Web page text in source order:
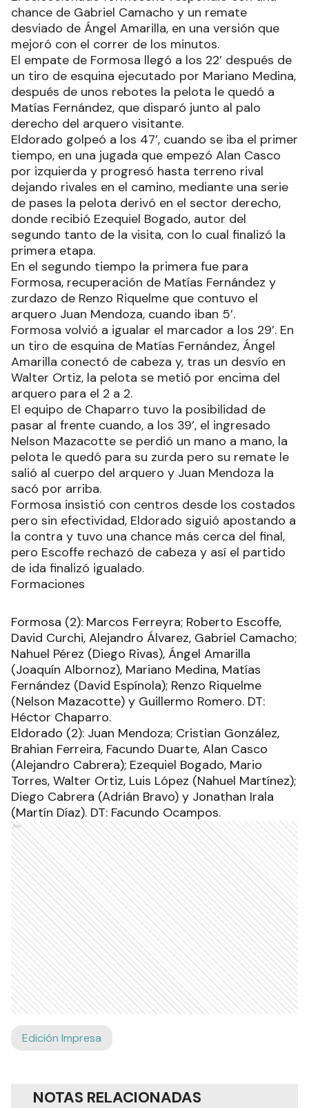
chance de Gabriel Camacho y un remate
desviado de Ángel Amarilla, en una versión que
mejoró con el correr de los minutos.
El empate de Formosa llegó a los 22’ después de
un tiro de esquina ejecutado por Mariano Medina,
después de unos rebotes la pelota le quedó a
Matías Fernández, que disparó junto al palo
derecho del arquero visitante.
Eldorado golpeó a los 47’, cuando se iba el primer
tiempo, en una jugada que empezó Alan Casco
por izquierda y progresó hasta terreno rival
dejando rivales en el camino, mediante una serie
de pases la pelota derivó en el sector derecho,
donde recibió Ezequiel Bogado, autor del
segundo tanto de la visita, con lo cual finalizó la
primera etapa.
En el segundo tiempo la primera fue para
Formosa, recuperación de Matías Fernández y
zurdazo de Renzo Riquelme que contuvo el
arquero Juan Mendoza, cuando iban 5’.
Formosa volvió a igualar el marcador a los 29’. En
un tiro de esquina de Matías Fernández, Ángel
Amarilla conectó de cabeza y, tras un desvío en
Walter Ortiz, la pelota se metió por encima del
arquero para el 2 a 2.
El equipo de Chaparro tuvo la posibilidad de
pasar al frente cuando, a los 39’, el ingresado
Nelson Mazacotte se perdió un mano a mano, la
pelota le quedó para su zurda pero su remate le
salió al cuerpo del arquero y Juan Mendoza la
sacó por arriba.
Formosa insistió con centros desde los costados
pero sin efectividad, Eldorado siguió apostando a
la contra y tuvo una chance más cerca del final,
pero Escoffe rechazó de cabeza y así el partido
de ida finalizó igualado.
Formaciones
Formosa (2): Marcos Ferreyra; Roberto Escoffe,
David Curchi, Alejandro Álvarez, Gabriel Camacho;
Nahuel Pérez (Diego Rivas), Ángel Amarilla
(Joaquín Albornoz), Mariano Medina, Matías
Fernández (David Espínola); Renzo Riquelme
(Nelson Mazacotte) y Guillermo Romero. DT:
Héctor Chaparro.
Eldorado (2): Juan Mendoza; Cristian González,
Brahian Ferreira, Facundo Duarte, Alan Casco
(Alejandro Cabrera); Ezequiel Bogado, Mario
Torres, Walter Ortiz, Luis López (Nahuel Martínez);
Diego Cabrera (Adrián Bravo) y Jonathan Irala
(Martín Díaz). DT: Facundo Ocampos.
Ads
Edición Impresa
NOTAS RELACIONADAS